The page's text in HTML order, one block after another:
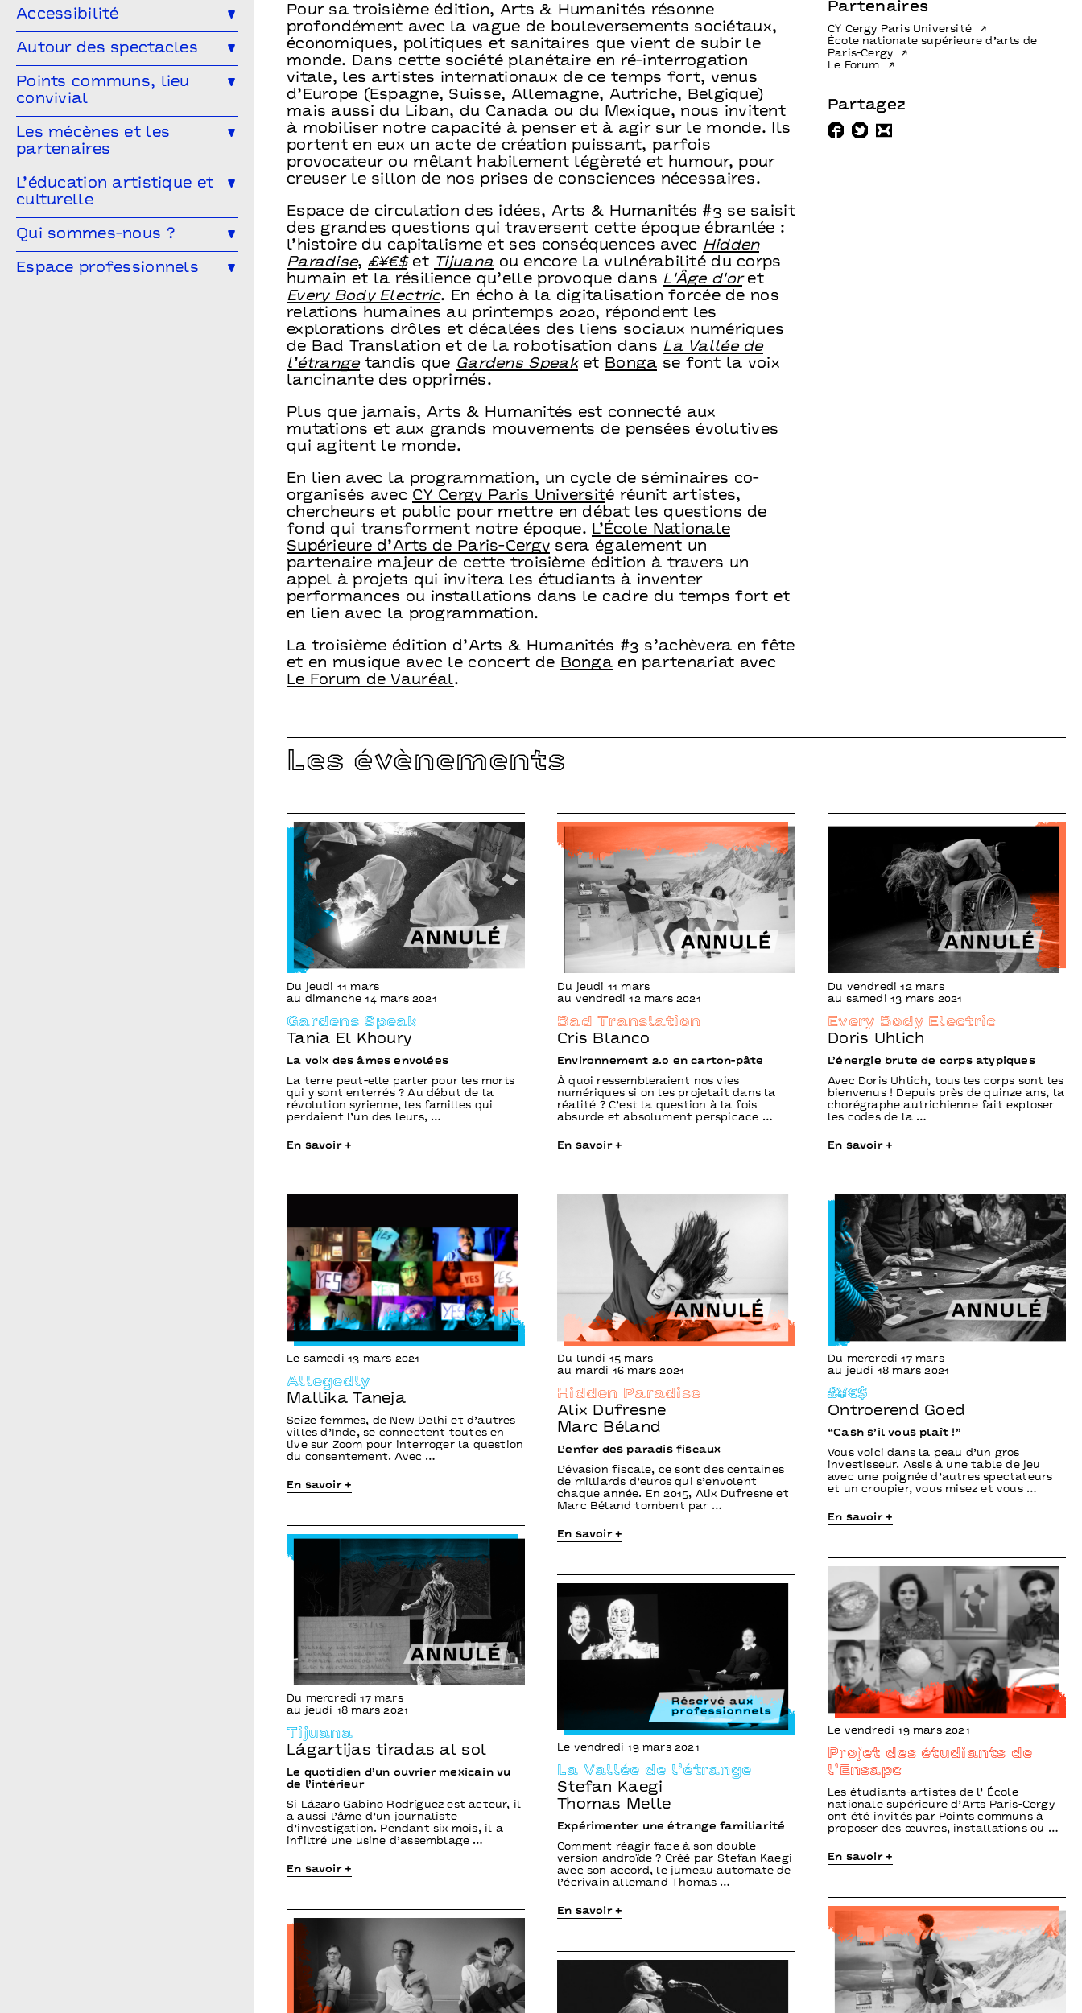
Vous venez en groupe ?
Venir à Points communs
Hors-les-murs
Accessibilité
L’accessibilité pour tous·tes !
sociale ?
Autour des spectacles
Les ateliers de pratique
Les Conversations
Visitez les théâtres
Points communs, lieu
convivial
Le Mélangeur
Le Service garderie
Les mécènes et les
partenaires
Devenir mécène
Cultivons nos points communs
Les partenaires
L’éducation artistique et
culturelle
L’éducation artistique et culturelle
à Points communs
Vous êtes enseignant·e ?
Qui sommes-nous ?
L’équipe
Espace professionnels
Pour sa troisième édition, Arts & Humanités résonne
profondément avec la vague de bouleversements sociétaux,
économiques, politiques et sanitaires que vient de subir le
monde. Dans cette société planétaire en ré-interrogation
vitale, les artistes internationaux de ce temps fort, venus
d’Europe (Espagne, Suisse, Allemagne, Autriche, Belgique)
mais aussi du Liban, du Canada ou du Mexique, nous invitent
à mobiliser notre capacité à penser et à agir sur le monde. Ils
portent en eux un acte de création puissant, parfois
provocateur ou mêlant habilement légèreté et humour, pour
creuser le sillon de nos prises de consciences nécessaires.
Espace de circulation des idées, Arts & Humanités #3 se saisit
des grandes questions qui traversent cette époque ébranlée :
l’histoire du capitalisme et ses conséquences avec Hidden
Paradise, £¥€$et Tijuana ou encore la vulnérabilité du corps
humain et la résilience qu’elle provoque dans L'Âge d'oret
Every Body Electric. En écho à la digitalisation forcée de nos
relations humaines au printemps 2020, répondent les
explorations drôles et décalées des liens sociaux numériques
de Bad Translation et de la robotisation dans La Vallée de
l’étrangetandis que Gardens Speaket Bonga se font la voix
lancinante des opprimés.
Plus que jamais, Arts & Humanités est connecté aux
mutations et aux grands mouvements de pensées évolutives
qui agitent le monde.
En lien avec la programmation, un cycle de séminaires co-
organisés avec CY Cergy Paris Université réunit artistes,
chercheurs et public pour mettre en débat les questions de
fond qui transforment notre époque. L’École Nationale
Supérieure d’Arts de Paris-Cergy sera également un
partenaire majeur de cette troisième édition à travers un
appel à projets qui invitera les étudiants à inventer
performances ou installations dans le cadre du temps fort et
en lien avec la programmation.
La troisième édition d’Arts & Humanités #3 s’achèvera en fête
et en musique avec le concert de Bongaen partenariat avec
Le Forum de Vauréal.
Partenaires
CY Cergy Paris Université
École nationale supérieure d’arts de
Paris-Cergy
Le Forum
Partagez
Les évènements
Du jeudi 11 mars
au dimanche 14 mars 2021
Gardens Speak
Tania El Khoury
La voix des âmes envolées
La terre peut-elle parler pour les morts
qui y sont enterrés ? Au début de la
révolution syrienne, les familles qui
perdaient l’un des leurs, …
En savoir +
Du jeudi 11 mars
au vendredi 12 mars 2021
Bad Translation
Cris Blanco
Environnement 2.0 en carton-pâte
À quoi ressembleraient nos vies
numériques si on les projetait dans la
réalité ? C’est la question à la fois
absurde et absolument perspicace …
En savoir +
Du vendredi 12 mars
au samedi 13 mars 2021
Every Body Electric
Doris Uhlich
L’énergie brute de corps atypiques
Avec Doris Uhlich, tous les corps sont les
bienvenus ! Depuis près de quinze ans, la
chorégraphe autrichienne fait exploser
les codes de la …
En savoir +
Le samedi 13 mars 2021
Allegedly
Mallika Taneja
Seize femmes, de New Delhi et d’autres
villes d’Inde, se connectent toutes en
live sur Zoom pour interroger la question
du consentement. Avec …
En savoir +
Du lundi 15 mars
au mardi 16 mars 2021
Hidden Paradise
Alix Dufresne
Marc Béland
L’enfer des paradis fiscaux
L’évasion fiscale, ce sont des centaines
de milliards d’euros qui s’envolent
chaque année. En 2015, Alix Dufresne et
Marc Béland tombent par …
En savoir +
Du mercredi 17 mars
au jeudi 18 mars 2021
£¥€$
Ontroerend Goed
“Cash s’il vous plaît !”
Vous voici dans la peau d’un gros
investisseur. Assis à une table de jeu
avec une poignée d’autres spectateurs
et un croupier, vous misez et vous …
En savoir +
Du mercredi 17 mars
au jeudi 18 mars 2021
Tijuana
Lágartijas tiradas al sol
Le quotidien d’un ouvrier mexicain vu
de l’intérieur
Si Lázaro Gabino Rodríguez est acteur, il
a aussi l’âme d’un journaliste
d’investigation. Pendant six mois, il a
infiltré une usine d’assemblage …
En savoir +
Le vendredi 19 mars 2021
Projet des étudiants de
l’Ensapc
Les étudiants-artistes de l’ École
nationale supérieure d’Arts Paris-Cergy
ont été invités par Points communs à
proposer des œuvres, installations ou …
En savoir +
Le vendredi 19 mars 2021
La Vallée de l’étrange
Stefan Kaegi
Thomas Melle
Expérimenter une étrange familiarité
Comment réagir face à son double
version androïde ? Créé par Stefan Kaegi
avec son accord, le jumeau automate de
l’écrivain allemand Thomas …
En savoir +